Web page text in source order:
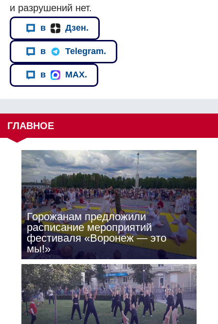
и разрушений нет.
в Дзен.
в Telegram.
в MAX.
ГЛАВНОЕ
Горожанам предложили
расписание мероприятий
фестиваля «Воронеж — это
мы!»